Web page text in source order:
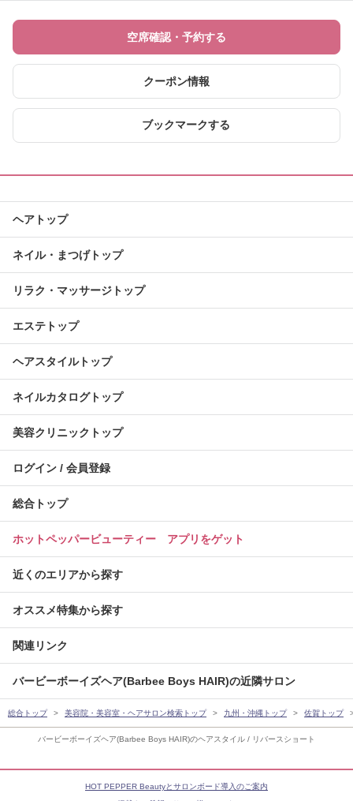
バービーボーイズヘア(Barbee Boys HAIR)のヘアスタイル / リバースショート
空席確認・予約する
クーポン情報
ブックマークする
ヘアトップ
ネイル・まつげトップ
リラク・マッサージトップ
エステトップ
ヘアスタイルトップ
ネイルカタログトップ
美容クリニックトップ
ログイン / 会員登録
総合トップ
ホットペッパービューティー アプリをゲット
近くのエリアから探す
オススメ特集から探す
関連リンク
バービーボーイズヘア(Barbee Boys HAIR)の近隣サロン
総合トップ 美容院・美容室・ヘアサロン検索トップ 九州・沖縄トップ 佐賀トップ
HOT PEPPER Beautyとサロンボード導入のご案内